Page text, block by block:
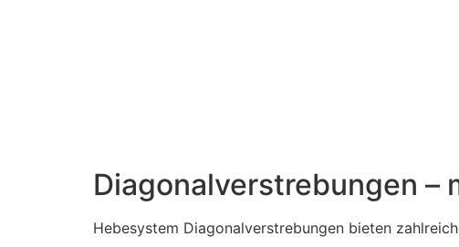
Diagonalverstrebungen –
Hebesystem Diagonalverstrebungen bieten